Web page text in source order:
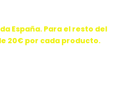
España. Para el resto del
20€ por cada producto.